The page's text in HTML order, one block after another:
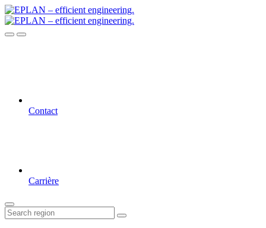
Contact
Carrière